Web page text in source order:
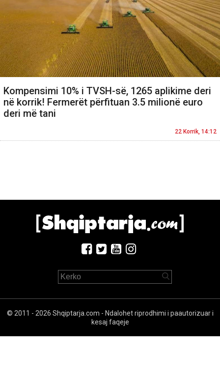
Kompensimi 10% i TVSH-së, 1265 aplikime deri
në korrik! Fermerët përfituan 3.5 milionë euro
deri më tani
22 Korrik, 14:12
© 2011 - 2026 Shqiptarja.com - Ndalohet riprodhimi i paautorizuar i
kesaj faqeje